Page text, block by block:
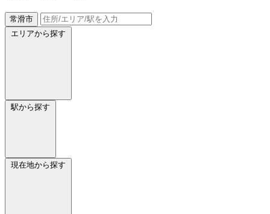
常滑市
エリアから探す
駅から探す
現在地から探す